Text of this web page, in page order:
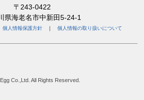
〒243-0422
県海老名市中新田5-24-1
個人情報保護方針 ｜ 個人情報の取り扱いについて
Co.,Ltd. All Rights Reserved.